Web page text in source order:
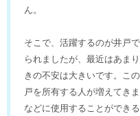
ん。
そこで、活躍するのが井戸
られましたが、最近はあま
きの不安は大きいです。こ
戸を所有する人が増えてき
などに使用することができ